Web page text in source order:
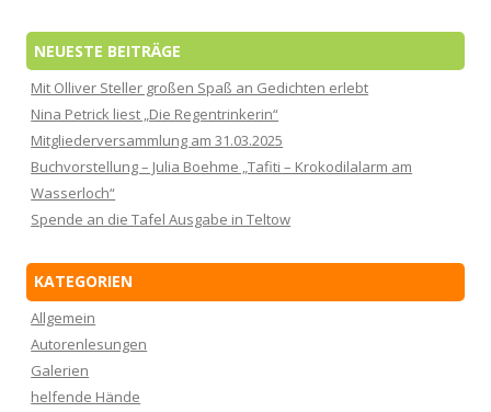
NEUESTE BEITRÄGE
Mit Olliver Steller großen Spaß an Gedichten erlebt
Nina Petrick liest „Die Regentrinkerin“
Mitgliederversammlung am 31.03.2025
Buchvorstellung – Julia Boehme „Tafiti – Krokodilalarm am
Wasserloch“
Spende an die Tafel Ausgabe in Teltow
KATEGORIEN
Allgemein
Autorenlesungen
Galerien
helfende Hände